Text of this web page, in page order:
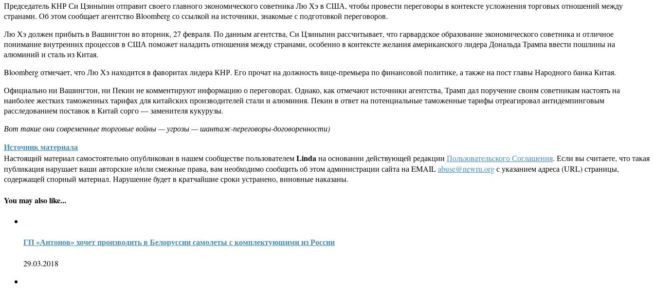
Председатель КНР Си Цзиньпин отправит своего главного экономического советника Лю Хэ в США, чтобы провести переговоры в контексте усложнения торговых отношений между
странами. Об этом сообщает агентство Bloomberg со ссылкой на источники, знакомые с подготовкой переговоров.
Лю Хэ должен прибыть в Вашингтон во вторник, 27 февраля. По данным агентства, Си Цзиньпин рассчитывает, что гарвардское образование экономического советника и отличное
понимание внутренних процессов в США поможет наладить отношения между странами, особенно в контексте желания американского лидера Дональда Трампа ввести пошлины на
алюминий и сталь из Китая.
Bloomberg отмечает, что Лю Хэ находится в фаворитах лидера КНР. Его прочат на должность вице-премьера по финансовой политике, а также на пост главы Народного банка Китая.
Официально ни Вашингтон, ни Пекин не комментируют информацию о переговорах. Однако, как отмечают источники агентства, Трамп дал поручение своим советникам настоять на
наиболее жестких таможенных тарифах для китайских производителей стали и алюминия. Пекин в ответ на потенциальные таможенные тарифы отреагировал антидемпинговым
расследованием поставок в Китай сорго — заменителя кукурузы.
Вот такие они современные торговые войны — угрозы — шантаж-переговоры-договоренности)
Источник материала
Настоящий материал самостоятельно опубликован в нашем сообществе пользователемLindaна основании действующей редакции Пользовательского Соглашения. Если вы считаете, что такая
публикация нарушает ваши авторские и/или смежные права, вам необходимо сообщить об этом администрации сайта на EMAILabuse@newru.orgс указанием адреса (URL) страницы,
содержащей спорный материал. Нарушение будет в кратчайшие сроки устранено, виновные наказаны.
You may also like...
ГП «Антонов» хочет производить в Белоруссии самолеты с комплектующими из России
29.03.2018